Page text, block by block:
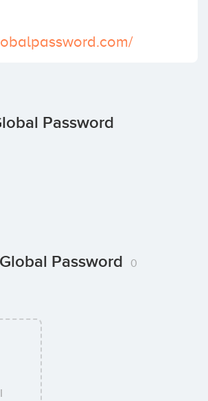
Password
Password 0